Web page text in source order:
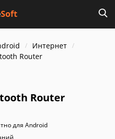
Интернет
Router
Router
для Android